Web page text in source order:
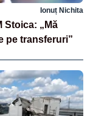
Ionuț Nichita
Stoica: „Mă
pe transferuri”